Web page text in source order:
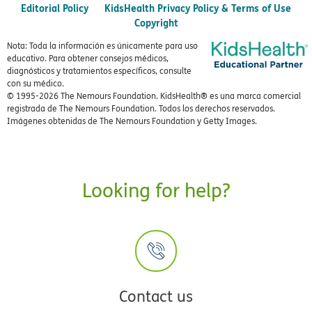
Editorial Policy
KidsHealth Privacy Policy & Terms of Use
Copyright
Nota: Toda la información es únicamente para uso
educativo. Para obtener consejos médicos,
diagnósticos y tratamientos específicos, consulte
con su médico.
© 1995-2026 The Nemours Foundation. KidsHealth® es una marca comercial
registrada de The Nemours Foundation. Todos los derechos reservados.
Imágenes obtenidas de The Nemours Foundation y Getty Images.
Looking for help?
Contact us